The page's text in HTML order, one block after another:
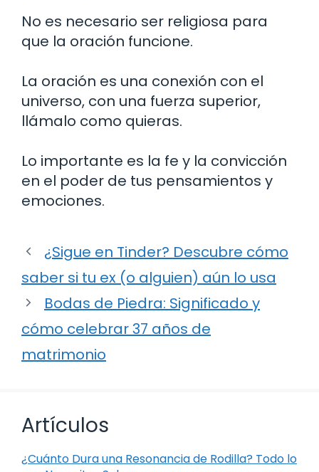
No es necesario ser religiosa para
que la oración funcione.
La oración es una conexión con el
universo, con una fuerza superior,
llámalo como quieras.
Lo importante es la fe y la convicción
en el poder de tus pensamientos y
emociones.
¿Sigue en Tinder? Descubre cómo
saber si tu ex (o alguien) aún lo usa
Bodas de Piedra: Significado y
cómo celebrar 37 años de
matrimonio
Artículos
¿Cuánto Dura una Resonancia de Rodilla? Todo lo